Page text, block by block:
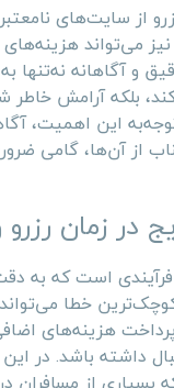
از سایت‌های
می‌تواند
و آگاهانه نه‌تنها
بلکه آرامش خاطر
این اهمیت،
از آن‌ها، گامی
در زمان
فرآیندی است که به
خطا
هزینه‌های
داشته باشد. در